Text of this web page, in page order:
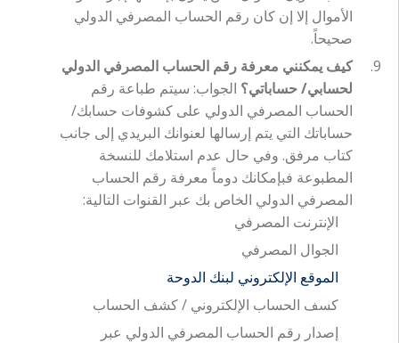
الأموال إلا إن كان رقم الحساب المصرفي الدولي
صحيحاً.
كيف يمكنني معرفة رقم الحساب المصرفي الدولي
لحسابي/ حساباتي؟ الجواب: سيتم طباعة رقم
الحساب المصرفي الدولي على كشوفات حسابك/
حساباتك التي يتم إرسالها لعنوانك البريدي إلى جانب
كتاب مرفق. وفي حال عدم استلامك للنسخة
المطبوعة فبإمكانك دوماً معرفة رقم الحساب
المصرفي الدولي الخاص بك عبر القنوات التالية:
الإنترنت المصرفي
الجوال المصرفي
الموقع الإلكتروني لبنك الدوحة
كسف الحساب الإلكتروني / كشف الحساب
إصدار رقم الحساب المصرفي الدولي عبر